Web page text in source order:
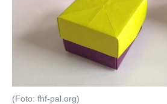
(Foto: fhf-pal.org)